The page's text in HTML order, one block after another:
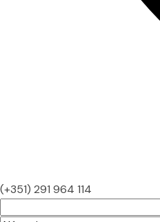
(+351) 291 964 114